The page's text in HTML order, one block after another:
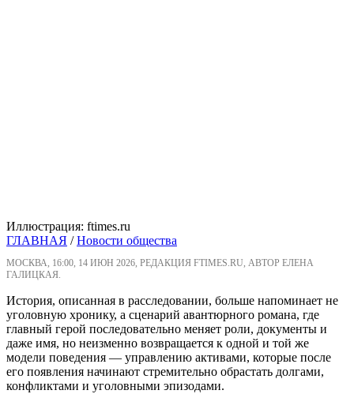
Иллюстрация: ftimes.ru
ГЛАВНАЯ /Новости общества
МОСКВА, 16:00, 14 ИЮН 2026, РЕДАКЦИЯ FTIMES.RU, АВТОР ЕЛЕНА
ГАЛИЦКАЯ.
История, описанная в расследовании, больше напоминает не
уголовную хронику, а сценарий авантюрного романа, где
главный герой последовательно меняет роли, документы и
даже имя, но неизменно возвращается к одной и той же
модели поведения — управлению активами, которые после
его появления начинают стремительно обрастать долгами,
конфликтами и уголовными эпизодами.